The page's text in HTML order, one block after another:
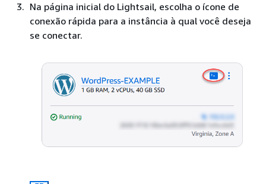
Na página inicial do Lightsail, escolha o ícone de
conexão rápida para a instância à qual você deseja
se conectar.